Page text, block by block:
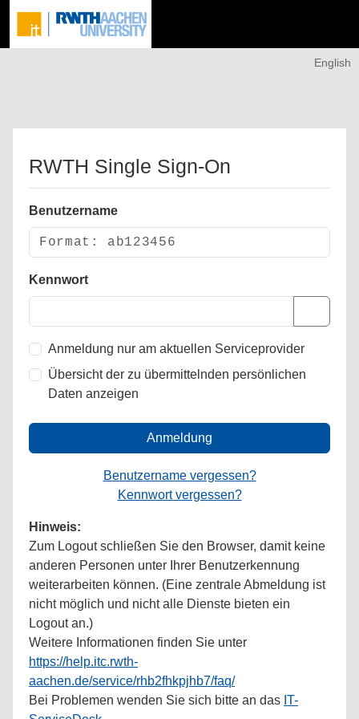
English
RWTH Single Sign-On
Benutzername
Kennwort
Anmeldung nur am aktuellen Serviceprovider
Übersicht der zu übermittelnden persönlichen
Daten anzeigen
Anmeldung
Benutzername vergessen?
Kennwort vergessen?
Hinweis:
Zum Logout schließen Sie den Browser, damit keine
anderen Personen unter Ihrer Benutzerkennung
weiterarbeiten können. (Eine zentrale Abmeldung ist
nicht möglich und nicht alle Dienste bieten ein
Logout an.)
Weitere Informationen finden Sie unter
https://help.itc.rwth-
aachen.de/service/rhb2fhkpjhb7/faq/
Bei Problemen wenden Sie sich bitte an das IT-